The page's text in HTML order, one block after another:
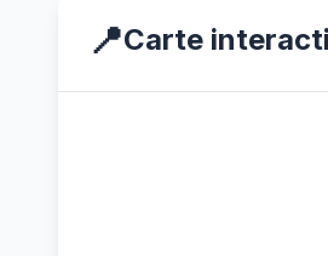
📍Carte